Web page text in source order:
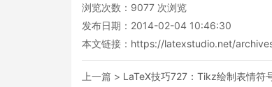
浏览次数： 9077 次浏览
发布日期：2014-02-04 10:46:30
本文链接： https://latexstudio.net/
上一篇 > LaTeX技巧727：Tikz绘制表情符